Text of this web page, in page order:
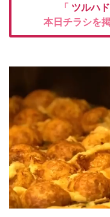
「 ツルハ
本日チラシを